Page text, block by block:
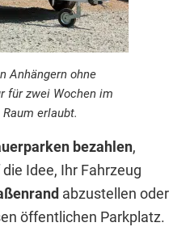
Anhängern ohne
für zwei Wochen im
erlaubt.
bezahlen,
Idee, Ihr Fahrzeug
abzustellen oder
öffentlichen Parkplatz.